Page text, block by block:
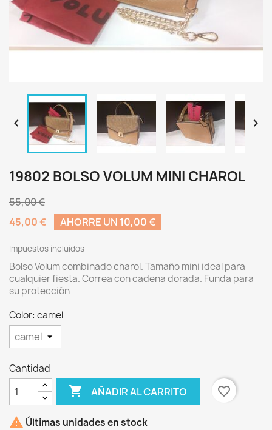
 
19802 BOLSO VOLUM MINI CHAROL
55,00 €
45,00 €
AHORRE UN 10,00 €
Impuestos incluidos
Bolso Volum combinado charol. Tamaño mini ideal para
cualquier fiesta. Correa con cadena dorada. Funda para
su protección
Color: camel
Cantidad
 AÑADIR AL CARRITO favorite_border
 Últimas unidades en stock
Crear lista de deseos
Nombre de la lista de deseos